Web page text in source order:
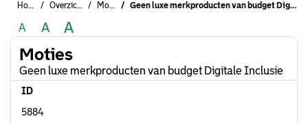
Home Overzichten Moties Geen luxe merkproducten van budget Digitale Inclusie
A A A
Moties
Geen luxe merkproducten van budget Digitale Inclusie
ID
5884